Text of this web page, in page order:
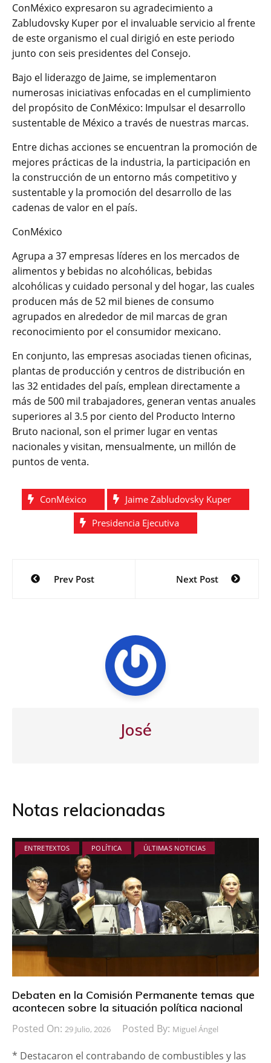
ConMéxico expresaron su agradecimiento a
Zabludovsky Kuper por el invaluable servicio al frente
de este organismo el cual dirigió en este periodo
junto con seis presidentes del Consejo.
Bajo el liderazgo de Jaime, se implementaron
numerosas iniciativas enfocadas en el cumplimiento
del propósito de ConMéxico: Impulsar el desarrollo
sustentable de México a través de nuestras marcas.
Entre dichas acciones se encuentran la promoción de
mejores prácticas de la industria, la participación en
la construcción de un entorno más competitivo y
sustentable y la promoción del desarrollo de las
cadenas de valor en el país.
ConMéxico
Agrupa a 37 empresas líderes en los mercados de
alimentos y bebidas no alcohólicas, bebidas
alcohólicas y cuidado personal y del hogar, las cuales
producen más de 52 mil bienes de consumo
agrupados en alrededor de mil marcas de gran
reconocimiento por el consumidor mexicano.
En conjunto, las empresas asociadas tienen oficinas,
plantas de producción y centros de distribución en
las 32 entidades del país, emplean directamente a
más de 500 mil trabajadores, generan ventas anuales
superiores al 3.5 por ciento del Producto Interno
Bruto nacional, son el primer lugar en ventas
nacionales y visitan, mensualmente, un millón de
puntos de venta.
ConMéxico
Jaime Zabludovsky Kuper
Presidencia Ejecutiva
Navegación
Prev Post Next Post
José
Notas relacionadas
ENTRETEXTOS POLÍTICA ÚLTIMAS NOTICIAS
Debaten en la Comisión Permanente temas que
acontecen sobre la situación política nacional
Posted On: 29 Julio, 2026 Posted By: Miguel Ángel
* Destacaron el contrabando de combustibles y las